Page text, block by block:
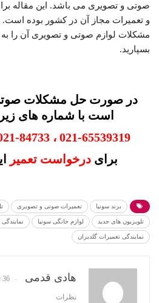
صوتی و تصویری می باشد. این مقاله
و تعمیرات مجاز آن در کشور بوده
مشکلات لوازم صوتی و تصویری آن را به
بسپارید.
در صورت حل مشکلات
است با شماره های
021-65539319 ، 021-84733 ، 0938-4747897
برایدرخواست تعمیر
برند سونیا تعمیرات صوتی و تصویری
تلویزیون های جدید لوازم خانگی سونیا
نمایندگی تعمیرات گلدیران
هادی قدمی 36 تعداد مطالب
نظرات